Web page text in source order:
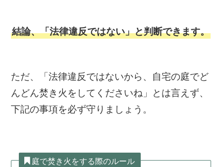
結論、「法律違反ではない」と判断できます。
ただ、「法律違反ではないから、自宅の庭でど
んどん焚き火をしてくださいね」とは言えず、
下記の事項を必ず守りましょう。
庭で焚き火をする際のルール